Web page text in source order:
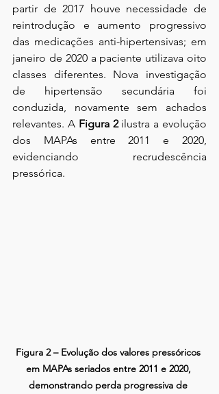
partir de 2017 houve necessidade de
reintrodução e aumento progressivo
das medicações anti-hipertensivas; em
janeiro de 2020 a paciente utilizava oito
classes diferentes. Nova investigação
de hipertensão secundária foi
conduzida, novamente sem achados
relevantes. A Figura 2 ilustra a evolução
dos MAPAs entre 2011 e 2020,
evidenciando recrudescência
pressórica.
Figura 2 – Evolução dos valores pressóricos
em MAPAs seriados entre 2011 e 2020,
demonstrando perda progressiva de